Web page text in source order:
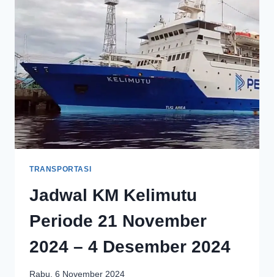
TRANSPORTASI
Jadwal KM Kelimutu
Periode 21 November
2024 – 4 Desember 2024
Rabu, 6 November 2024